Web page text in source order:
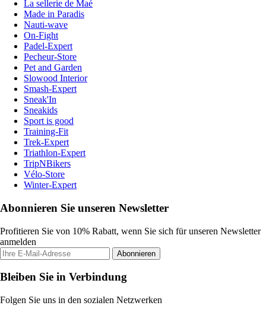
La sellerie de Maé
Made in Paradis
Nauti-wave
On-Fight
Padel-Expert
Pecheur-Store
Pet and Garden
Slowood Interior
Smash-Expert
Sneak'In
Sneakids
Sport is good
Training-Fit
Trek-Expert
Triathlon-Expert
TripNBikers
Vélo-Store
Winter-Expert
Abonnieren Sie unseren Newsletter
Profitieren Sie von 10% Rabatt, wenn Sie sich für unseren Newsletter
anmelden
Abonnieren
Bleiben Sie in Verbindung
Folgen Sie uns in den sozialen Netzwerken